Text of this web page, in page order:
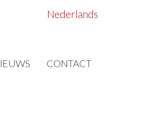
CONTACT
Nederlands